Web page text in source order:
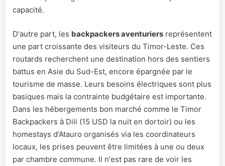
capacité.
D'autre part, les backpackers aventuriers représentent
une part croissante des visiteurs du Timor-Leste. Ces
routards recherchent une destination hors des sentiers
battus en Asie du Sud-Est, encore épargnée par le
tourisme de masse. Leurs besoins électriques sont plus
basiques mais la contrainte budgétaire est importante.
Dans les hébergements bon marché comme le Timor
Backpackers à Dili (15 USD la nuit en dortoir) ou les
homestays d'Atauro organisés via les coordinateurs
locaux, les prises peuvent être limitées à une ou deux
par chambre commune. Il n'est pas rare de voir les